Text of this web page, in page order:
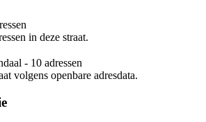
in deze straat.
- 10 adressen
volgens openbare adresdata.